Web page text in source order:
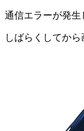
通信エラーが発生
しばらくしてから